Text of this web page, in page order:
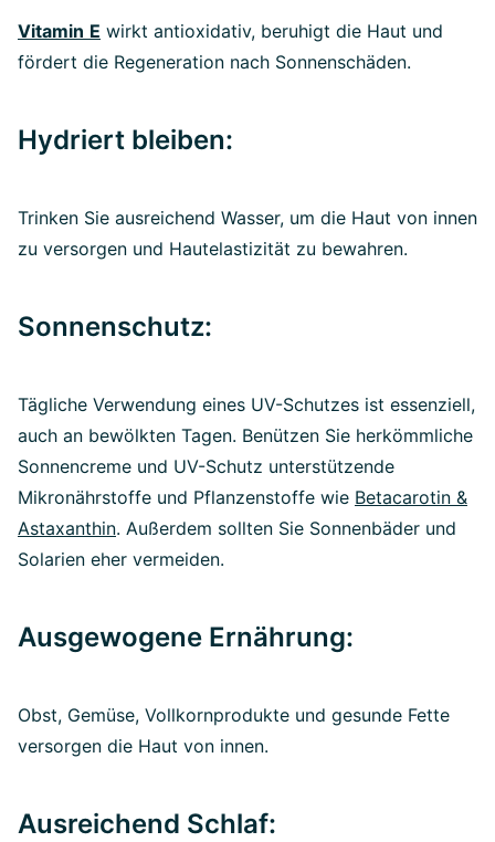
Vitamin E wirkt antioxidativ, beruhigt die Haut und
fördert die Regeneration nach Sonnenschäden.
Hydriert bleiben:
Trinken Sie ausreichend Wasser, um die Haut von innen
zu versorgen und Hautelastizität zu bewahren.
Sonnenschutz:
Tägliche Verwendung eines UV-Schutzes ist essenziell,
auch an bewölkten Tagen. Benützen Sie herkömmliche
Sonnencreme und UV-Schutz unterstützende
Mikronährstoffe und Pflanzenstoffe wie Betacarotin &
Astaxanthin. Außerdem sollten Sie Sonnenbäder und
Solarien eher vermeiden.
Ausgewogene Ernährung:
Obst, Gemüse, Vollkornprodukte und gesunde Fette
versorgen die Haut von innen.
Ausreichend Schlaf: